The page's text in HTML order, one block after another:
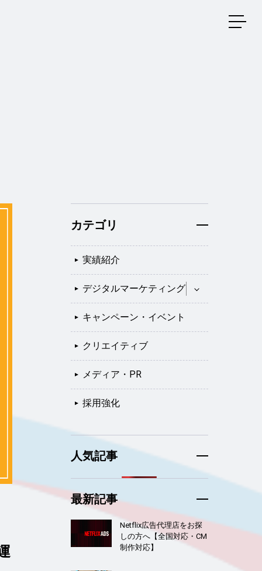
メニ
カテゴリ
実績紹介
デジタルマーケティング
キャンペーン・イベント
クリエイティブ
メディア・PR
採用強化
人気記事
最新記事
Netflix広告代理店をお探
しの方へ【全国対応・CM
制作対応】